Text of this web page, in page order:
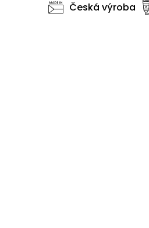
Česká výroba